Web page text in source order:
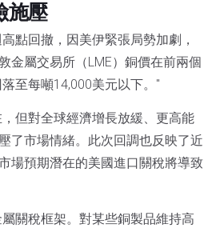
施壓
點回撤，因美伊緊張局勢加劇，
金屬交易所（LME）銅價在前兩個
至每噸14,000美元以下。"
但對全球經濟增長放緩、更高能
了市場情緒。此次回調也反映了近
場預期潛在的美國進口關稅將導致
關稅框架。對某些銅製品維持高